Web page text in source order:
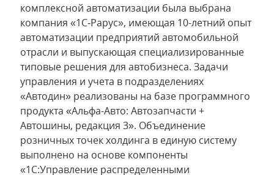
комплексной автоматизации была выбрана
компания «1С‑Рарус», имеющая 10-летний опыт
автоматизации предприятий автомобильной
отрасли и выпускающая специализированные
типовые решения для автобизнеса. Задачи
управления и учета в подразделениях
«Автодин» реализованы на базе программного
продукта «Альфа-Авто: Автозапчасти +
Автошины, редакция 3». Объединение
розничных точек холдинга в единую систему
выполнено на основе компоненты
«1С:Управление распределенными